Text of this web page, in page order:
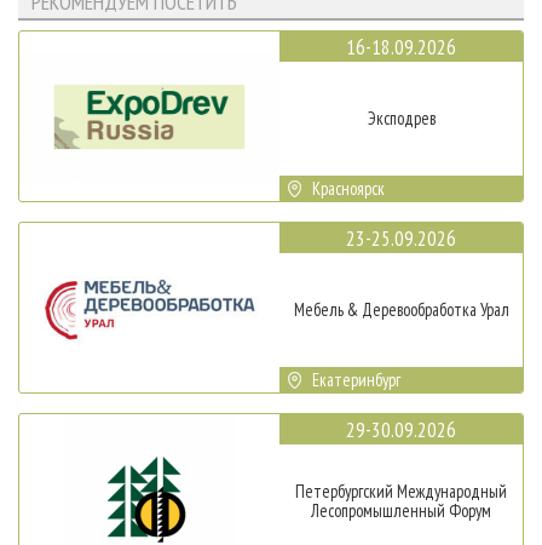
16-18.09.2026
Эксподрев
Красноярск
23-25.09.2026
Мебель & Деревообработка Урал
Екатеринбург
29-30.09.2026
Петербургский Международный
Лесопромышленный Форум